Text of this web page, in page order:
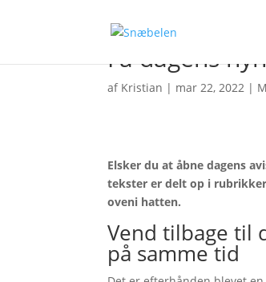
Få dagens
af Kristian | mar 22, 2022 |
Elsker du at åbne dagens
tekster er delt op i
oveni hatten.
Vend tilbage til
på samme tid